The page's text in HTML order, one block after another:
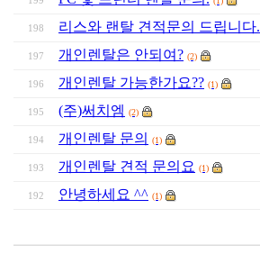
198 리스와 랜탈 견적문의 드립니다.
197 개인렌탈은 안되여? (2)
196 개인렌탈 가능한가요?? (1)
195 (주)써치엠 (2)
194 개인렌탈 문의 (1)
193 개인렌탈 견적 문의요 (1)
192 안녕하세요 ^^ (1)